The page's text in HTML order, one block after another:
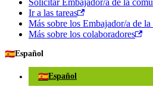
Solicitar Embajador/a de la
Ir a las tareas
Más sobre los Embajador/a de
Más sobre los colaboradores
🇪🇸Español
🇪🇸Español